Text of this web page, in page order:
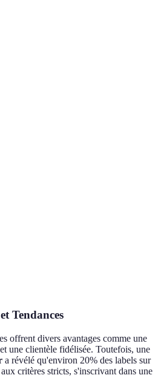
Tendances
offrent divers avantages comme une
une clientèle fidélisée. Toutefois, une
a révélé qu'environ 20% des labels sur
critères stricts, s'inscrivant dans une